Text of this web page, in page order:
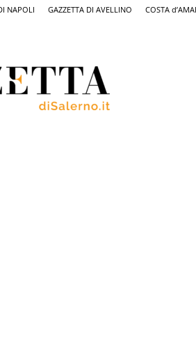
NAPOLI GAZZETTA DI AVELLINO COSTA
Salerno,
il
quotidiano